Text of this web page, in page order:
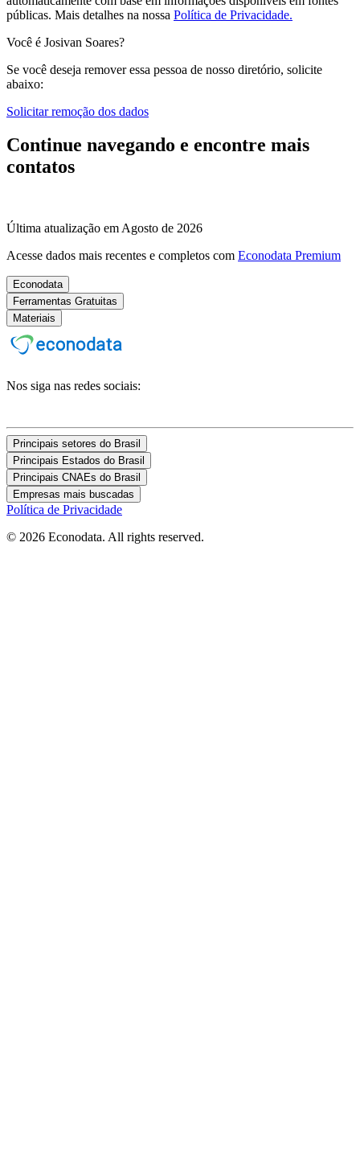
públicas. Mais detalhes na nossa Política de Privacidade.
Você é Josivan Soares?
Se você deseja remover essa pessoa de nosso diretório, solicite
abaixo:
Solicitar remoção dos dados
Continue navegando e encontre mais
contatos
Última atualização em Agosto de 2026
Acesse dados mais recentes e completos com Econodata Premium
Econodata
Ferramentas Gratuitas
Materiais
Nos siga nas redes sociais:
Principais setores do Brasil
Principais Estados do Brasil
Principais CNAEs do Brasil
Empresas mais buscadas
Política de Privacidade
© 2026 Econodata. All rights reserved.